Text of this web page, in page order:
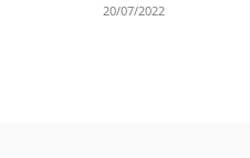
20/07/2022